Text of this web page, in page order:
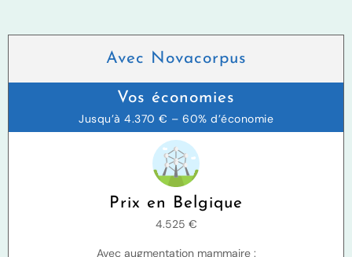
Avec Novacorpus
Vos économies
Jusqu’à 4.370 € – 60% d’économie
Prix en Belgique
4.525 €
Avec augmentation mammaire :